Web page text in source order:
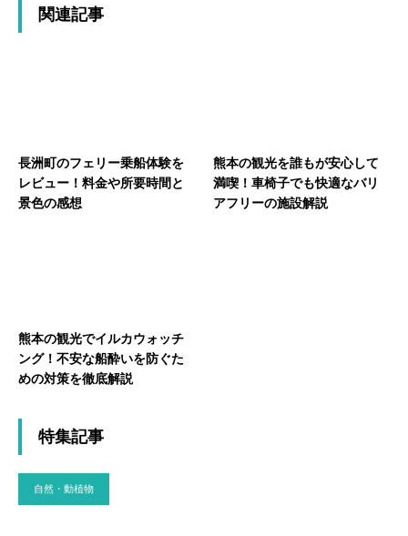
関連記事
長洲町のフェリー乗船体験を
レビュー！料金や所要時間と
景色の感想
熊本の観光を誰もが安心して
満喫！車椅子でも快適なバリ
アフリーの施設解説
熊本の観光でイルカウォッチ
ング！不安な船酔いを防ぐた
めの対策を徹底解説
特集記事
自然・動植物